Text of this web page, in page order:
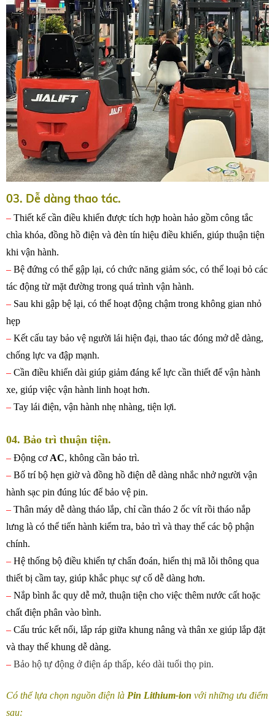
03. Dễ dàng thao tác.
– Thiết kế cần điều khiển được tích hợp hoàn hảo gồm công tắc
chìa khóa, đồng hồ điện và đèn tín hiệu điều khiển, giúp thuận tiện
khi vận hành.
– Bệ đứng có thể gập lại, có chức năng giảm sóc, có thể loại bỏ các
tác động từ mặt đường trong quá trình vận hành.
– Sau khi gập bệ lại, có thể hoạt động chậm trong không gian nhỏ
hẹp
– Kết cấu tay bảo vệ người lái hiện đại, thao tác đóng mở dễ dàng,
chống lực va đập mạnh.
– Cần điều khiển dài giúp giảm đáng kể lực cần thiết để vận hành
xe, giúp việc vận hành linh hoạt hơn.
– Tay lái điện, vận hành nhẹ nhàng, tiện lợi.
04. Bảo trì thuận tiện.
– Động cơ AC, không cần bảo trì.
– Bố trí bộ hẹn giờ và đồng hồ điện dễ dàng nhắc nhở người vận
hành sạc pin đúng lúc để bảo vệ pin.
– Thân máy dễ dàng tháo lắp, chỉ cần tháo 2 ốc vít rồi tháo nắp
lưng là có thể tiến hành kiểm tra, bảo trì và thay thế các bộ phận
chính.
– Hệ thống bộ điều khiển tự chẩn đoán, hiển thị mã lỗi thông qua
thiết bị cầm tay, giúp khắc phục sự cố dễ dàng hơn.
– Nắp bình ắc quy dễ mở, thuận tiện cho việc thêm nước cất hoặc
chất điện phân vào bình.
– Cấu trúc kết nối, lắp ráp giữa khung nâng và thân xe giúp lắp đặt
và thay thế khung dễ dàng.
– Bảo hộ tự động ở điện áp thấp, kéo dài tuổi thọ pin.
Có thể lựa chọn nguồn điện là Pin Lithium-ion với những ưu điểm
sau: